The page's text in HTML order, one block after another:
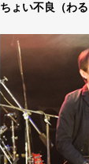
ちょい不良（わ